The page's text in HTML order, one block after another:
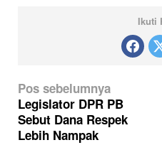
Ikuti
N
a
v
Pos sebelumnya
Legislator DPR PB
Sebut Dana Respek
Lebih Nampak